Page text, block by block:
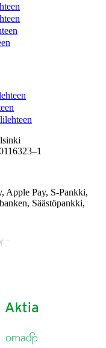
Apple Pay, S-Pankki,
Säästöpankki,